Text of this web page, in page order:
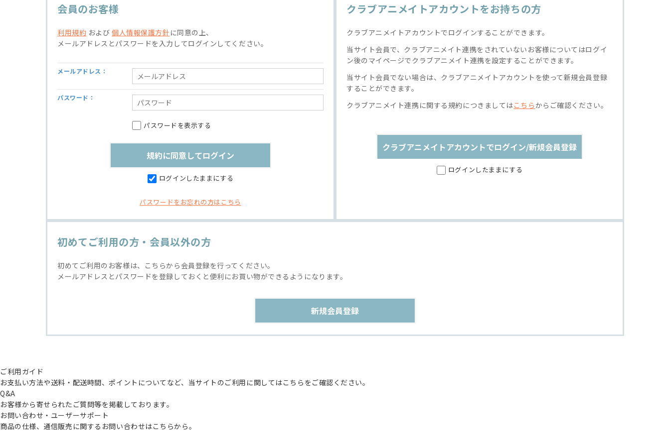
会員のお客様
利用規約 および個人情報保護方針 に同意の上、
メールアドレスとパスワードを入力してログインしてください。
メールアドレス：
パスワード：
パスワードを表示する
ログインしたままにする
パスワードをお忘れの方はこちら
クラブアニメイトアカウントをお持ちの方
クラブアニメイトアカウントでログインすることができます。
当サイト会員で、クラブアニメイト連携をされていないお客様についてはログイ
ン後のマイページでクラブアニメイト連携を設定することができます。
当サイト会員でない場合は、クラブアニメイトアカウントを使って新規会員登録
することができます。
クラブアニメイト連携に関する規約につきましてはこちらからご確認ください。
クラブアニメイトアカウントでログイン/新規会員登録
ログインしたままにする
初めてご利用の方・会員以外の方
初めてご利用のお客様は、こちらから会員登録を行ってください。
メールアドレスとパスワードを登録しておくと便利にお買い物ができるようになります。
ご利用ガイド
お支払い方法や送料・配送時間、ポイントについてなど、当サイトのご利用に関してはこちらをご確認ください。
Q&A
お客様から寄せられたご質問等を掲載しております。
お問い合わせ・ユーザーサポート
商品の仕様、通信販売に関するお問い合わせはこちらから。